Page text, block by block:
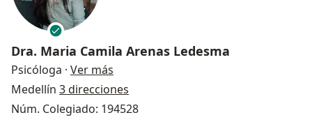
Dra. Maria Camila Arenas Ledesma
Psicóloga · Ver más
Medellín 3 direcciones
Núm. Colegiado: 194528